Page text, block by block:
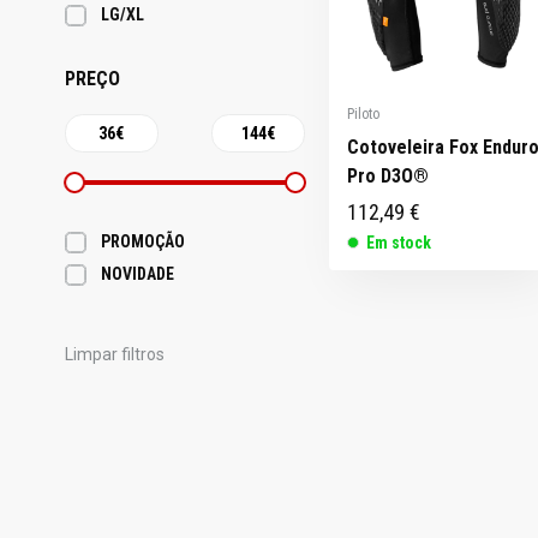
LG/XL
PREÇO
PROMOÇÃO
NOVIDADE
Limpar filtros
Piloto
Cotoveleira Fox Enduro
Pro D3O®
112,49 €
Em stock